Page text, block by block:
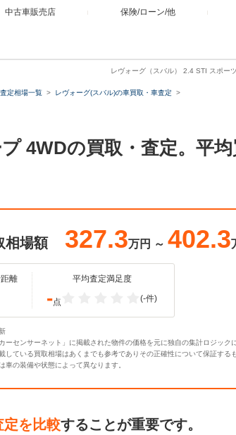
中古車販売店 保険/ローン/他
レヴォーグ（スバル） 2.4 STI スポー
定相場一覧
レヴォーグ(スバル)の車買取・車査定
4WDの買取・査定。平
相場額 327.3万円 ～ 402.3
離 平均査定満足度
-点 (-件)
ーセンサーネット」に掲載された物件の価格を元に独自の集計ロジック
している買取相場はあくまでも参考でありその正確性について保証する
車の装備や状態によって異なります。
定を比較することが重要です。